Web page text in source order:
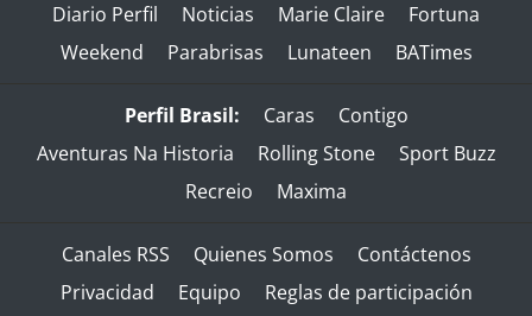
Diario Perfil Noticias Marie Claire
Fortuna
Weekend
Parabrisas Lunateen BATimes
Perfil Brasil: Caras
Contigo
Aventuras Na Historia
Rolling Stone
Sport Buzz
Recreio
Maxima
Canales RSS Quienes Somos
Contáctenos
Privacidad
Equipo
Reglas de participación